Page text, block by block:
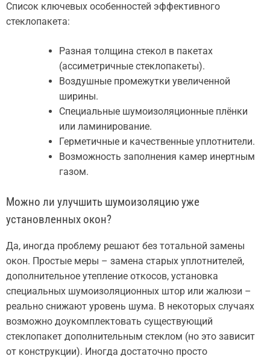
Список ключевых особенностей эффективного
стеклопакета:
Разная толщина стекол в пакетах
(ассиметричные стеклопакеты).
Воздушные промежутки увеличенной
ширины.
Специальные шумоизоляционные плёнки
или ламинирование.
Герметичные и качественные уплотнители.
Возможность заполнения камер инертным
газом.
Можно ли улучшить шумоизоляцию уже
установленных окон?
Да, иногда проблему решают без тотальной замены
окон. Простые меры – замена старых уплотнителей,
дополнительное утепление откосов, установка
специальных шумоизоляционных штор или жалюзи –
реально снижают уровень шума. В некоторых случаях
возможно доукомплектовать существующий
стеклопакет дополнительным стеклом (но это зависит
от конструкции). Иногда достаточно просто